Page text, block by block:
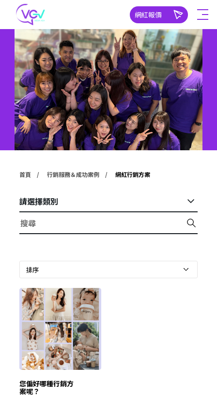
網紅報價
首頁 行銷服務＆成功案例 網紅行銷方案
請選擇類別
您偏好哪種行銷方
案呢？